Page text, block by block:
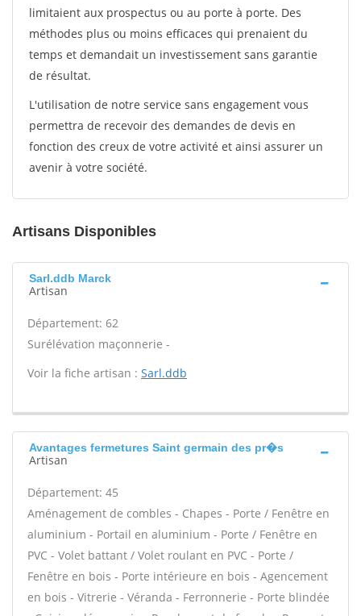
limitaient aux prospectus ou au porte à porte. Des
méthodes plus ou moins efficaces qui prenaient du
temps et demandait un investissement sans garantie
de résultat.
L'utilisation de notre service sans engagement vous
permettra de recevoir des demandes de devis en
fonction des creux de votre activité et ainsi assurer un
avenir à votre société.
Artisans Disponibles
Sarl.ddb Marck
Artisan
Département: 62
Surélévation maçonnerie -
Voir la fiche artisan : Sarl.ddb
Avantages fermetures Saint germain des pr�s
Artisan
Département: 45
Aménagement de combles - Chapes - Porte / Fenêtre en
aluminium - Portail en aluminium - Porte / Fenêtre en
PVC - Volet battant / Volet roulant en PVC - Porte /
Fenêtre en bois - Porte intérieure en bois - Agencement
en bois - Vitrerie - Véranda - Ferronnerie - Porte blindée